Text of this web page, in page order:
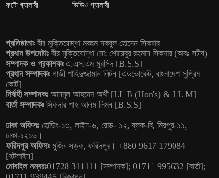
ফটো গ্যালারী ভিডিও গ্যালারী
প্রতিষ্ঠাতাঃ বীর মুক্তিযোদ্ধা মরহুম মকবুল হোসেন সিকদার
প্রধান উপদেষ্টাঃ বীর মুক্তিযোদ্ধা মো: শোয়েবুর রহমান সিকদার (অবঃ সচীব)
সম্পাদক ও প্রকাশকঃ এ.এস.এম মুরসিদ [B.S.S]
প্রধান সম্পাদকঃ গাজী শাহিদুজ্জামান লিটন [এডভোকেট, বাংলাদেশ সুপ্রিম
কোর্ট]
নির্বাহী সম্পাদকঃ আনমূল আহমেদ অর্থী [LL B (Hon's) & LL M]
বার্তা সম্পাদকঃ সিকদার শাহ আলম লিমন [B.S.S]
ঢাকা অফিসঃ হোল্ডিং-১৩, লাইন-৬, রোড- ১২, ব্লক-বি, মিরপুর-১১,
ঢাকা-১২১৬।
ফরিদপুর অফিসঃ মুজিব সড়ক, ফরিদপুর। +880 9617 179084
[হটলাইন]
মোবাইল নম্বরঃ01728 311111 [সম্পাদক]; 01711 995632 [বার্তা];